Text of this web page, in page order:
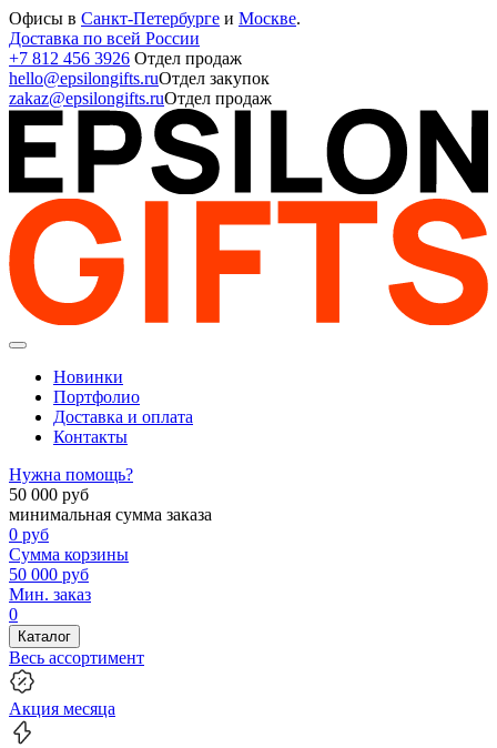
Офисы в Санкт-Петербурге и Москве.
Доставка по всей России
+7 812 456 3926 Отдел продаж
hello@epsilongifts.ruОтдел закупок
zakaz@epsilongifts.ruОтдел продаж
Новинки
Портфолио
Доставка и оплата
Контакты
Нужна помощь?
50 000 руб
минимальная сумма заказа
0 руб
Сумма корзины
50 000 руб
Мин. заказ
0
Каталог
Весь ассортимент
Акция месяца